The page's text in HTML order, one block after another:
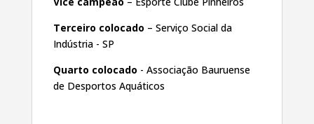
Terceiro colocado – Serviço Social da
Indústria - SP
Quarto colocado - Associação Bauruense
de Desportos Aquáticos